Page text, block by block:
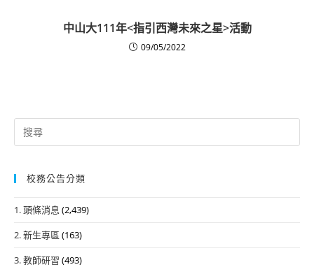
中山大111年<指引西灣未來之星>活動
09/05/2022
Search
for:
校務公告分類
1. 頭條消息 (2,439)
2. 新生專區 (163)
3. 教師研習 (493)